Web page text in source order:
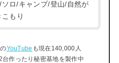
ソロ/キャンプ/登山/自然が
もり
YouTube も現在140,000人
作ったり秘密基地を製作中